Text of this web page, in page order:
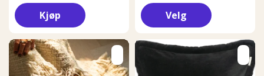
Kjøp Velg